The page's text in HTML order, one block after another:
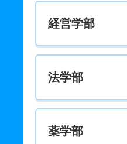
経営学部
法学部
薬学部